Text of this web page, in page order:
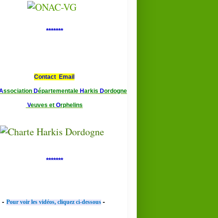
*******
Contact Email
ssociation Départementale Harkis Dordogne
Veuves et Orphelins
*******
- Pour voir les vidéos, cliquez ci-dessous -